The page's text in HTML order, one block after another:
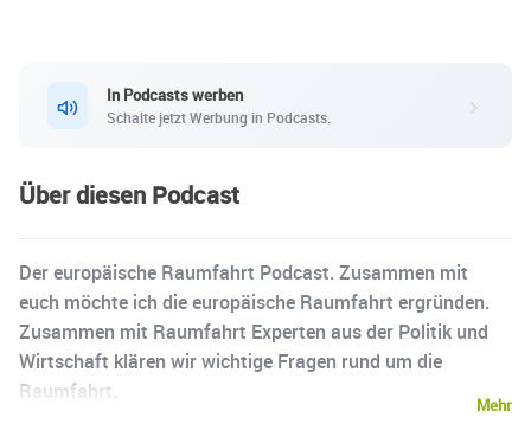
In Podcasts werben
Schalte jetzt Werbung in Podcasts.
Über diesen Podcast
Der europäische Raumfahrt Podcast. Zusammen mit
euch möchte ich die europäische Raumfahrt ergründen.
Zusammen mit Raumfahrt Experten aus der Politik und
Wirtschaft klären wir wichtige Fragen rund um die
Raumfahrt.
Mehr